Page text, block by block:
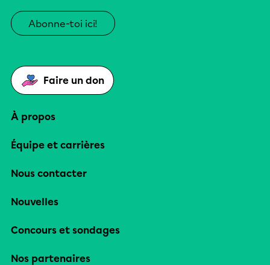
Abonne-toi ici!
Faire un don
À propos
Équipe et carrières
Nous contacter
Nouvelles
Concours et sondages
Nos partenaires